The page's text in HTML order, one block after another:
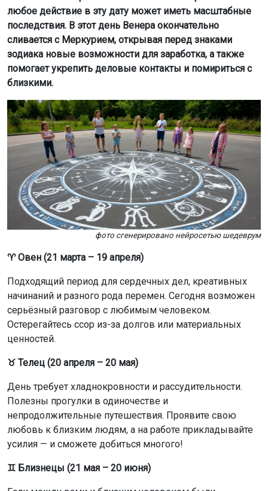
любое действие в эту дату может иметь масштабные
последствия. В этот день Венера окончательно
сливается с Меркурием, открывая перед знаками
зодиака новые возможности для заработка, а также
помогает укрепить деловые контакты и помириться с
близкими.
фото сгенерировано нейросетью шедеврум
♈ Овен (21 марта – 19 апреля)
Подходящий период для сердечных дел, креативных
начинаний и разного рода перемен. Сегодня возможен
серьёзный разговор с любимым человеком.
Остерегайтесь ссор из-за долгов или материальных
ценностей.
♉ Телец (20 апреля – 20 мая)
День требует хладнокровности и рассудительности.
Полезны прогулки в одиночестве и
непродолжительные путешествия. Проявите свою
любовь к близким людям, а на работе прикладывайте
усилия — и сможете добиться многого!
♊ Близнецы (21 мая – 20 июня)